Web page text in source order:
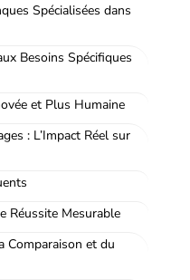
Spécialisées dans
Besoins Spécifiques
et Plus Humaine
: L’Impact Réel sur
Réussite Mesurable
Comparaison et du